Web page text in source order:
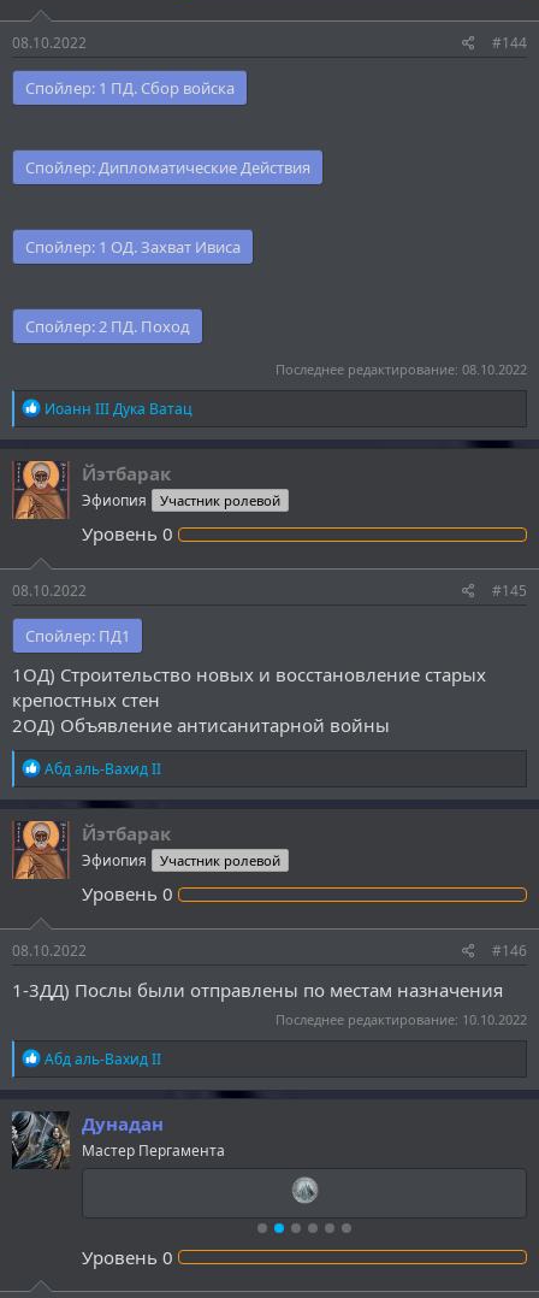
08.10.2022 #144
Спойлер: 1 ПД. Сбор войска
Спойлер:Дипломатические Действия
Спойлер: 1 ОД. Захват Ивиса
Спойлер:2 ПД. Поход
Последнее редактирование: 08.10.2022
Р
е
а
к
ц
и
и
Иоанн III Дука Ватац
Йэтбарак
Эфиопия Участник ролевой
Уровень 0
08.10.2022 #145
Спойлер: ПД1
1ОД) Строительство новых и восстановление старых
крепостных стен
2ОД) Объявление антисанитарной войны
Р
е
а
к
ц
и
и
Абд аль-Вахид II
Йэтбарак
Эфиопия Участник ролевой
Уровень 0
08.10.2022 #146
1-3ДД) Послы были отправлены по местам назначения
Последнее редактирование: 10.10.2022
Р
е
а
к
ц
и
и
Абд аль-Вахид II
Дунадан
Мастер Пергамента
Уровень 0